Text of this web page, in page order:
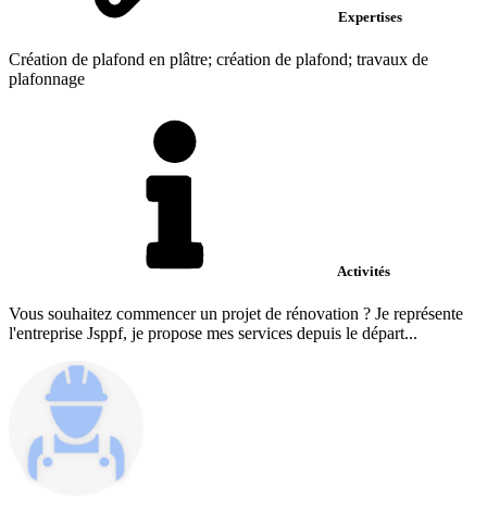
Expertises
Création de plafond en plâtre; création de plafond; travaux de
plafonnage
Activités
Vous souhaitez commencer un projet de rénovation ? Je représente
l'entreprise Jsppf, je propose mes services depuis le départ...